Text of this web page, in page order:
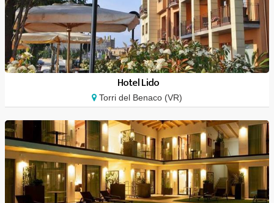
Hotel Lido
Torri del Benaco (VR)